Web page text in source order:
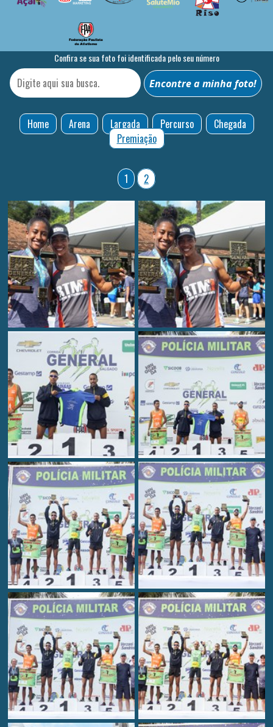
Confira se sua foto foi identificada pelo seu número
Home Arena Largada Percurso
Chegada
Premiação
1 2